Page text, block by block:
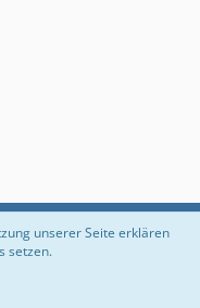
unserer Seite erklären
setzen.